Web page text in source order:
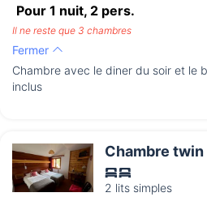
Pour 1 nuit, 2 pers.
Il ne reste que 3 chambres
Fermer
Chambre avec le diner du soir et le
inclus
Chambre twin
2 lits simples